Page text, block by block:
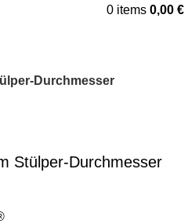
0 items 0,00 €
Durchmesser
Stülper-Durchmesser